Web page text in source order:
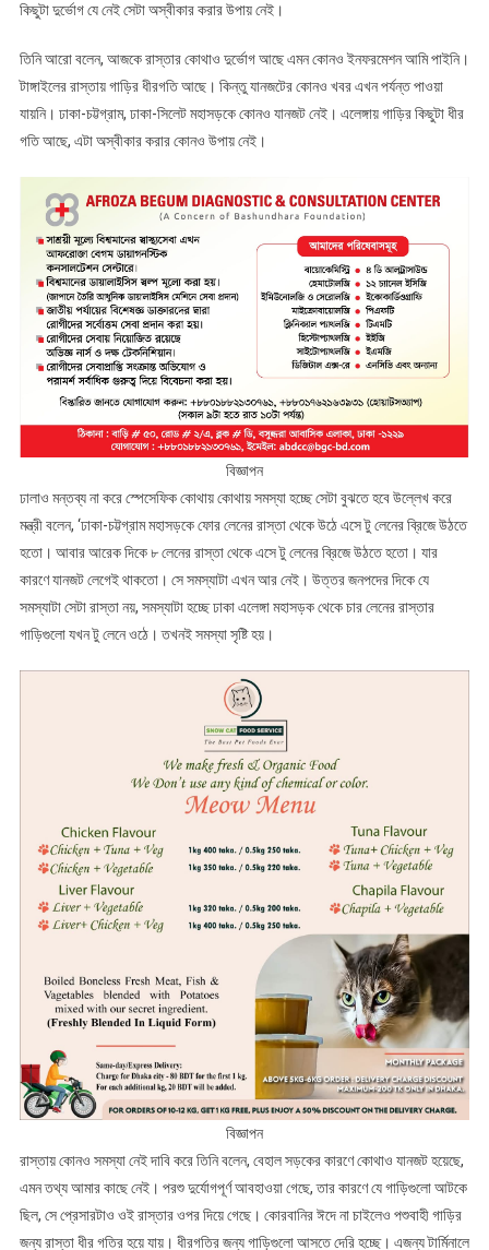
কিছুটা দুর্ভোগ যে নেই সেটা অস্বীকার করার উপায় নেই।
তিনি আরো বলেন, আজকে রাস্তার কোথাও দুর্ভোগ আছে এমন কোনও ইনফরমেশন আমি পাইনি।
টাঙ্গাইলের রাস্তায় গাড়ির ধীরগতি আছে। কিন্তু যানজটের কোনও খবর এখন পর্যন্ত পাওয়া
যায়নি। ঢাকা-চট্টগ্রাম, ঢাকা-সিলেট মহাসড়কে কোনও যানজট নেই। এলেঙ্গায় গাড়ির কিছুটা ধীর
গতি আছে, এটা অস্বীকার করার কোনও উপায় নেই।
বিজ্ঞাপন
ঢালাও মন্তব্য না করে স্পেসেফিক কোথায় কোথায় সমস্যা হচ্ছে সেটা বুঝতে হবে উল্লেখ করে
মন্ত্রী বলেন, ‘ঢাকা-চট্টগ্রাম মহাসড়কে ফোর লেনের রাস্তা থেকে উঠে এসে টু লেনের ব্রিজে উঠতে
হতো। আবার আরেক দিকে ৮ লেনের রাস্তা থেকে এসে টু লেনের ব্রিজে উঠতে হতো। যার
কারণে যানজট লেগেই থাকতো। সে সমস্যাটা এখন আর নেই। উত্তর জনপদের দিকে যে
সমস্যাটা সেটা রাস্তা নয়, সমস্যাটা হচ্ছে ঢাকা এলেঙ্গা মহাসড়ক থেকে চার লেনের রাস্তার
গাড়িগুলো যখন টু লেনে ওঠে। তখনই সমস্যা সৃষ্টি হয়।
বিজ্ঞাপন
রাস্তায় কোনও সমস্যা নেই দাবি করে তিনি বলেন, বেহাল সড়কের কারণে কোথাও যানজট হয়েছে,
এমন তথ্য আমার কাছে নেই। পরশু দুর্যোগপূর্ণ আবহাওয়া গেছে, তার কারণে যে গাড়িগুলো আটকে
ছিল, সে প্রেসারটাও ওই রাস্তার ওপর দিয়ে গেছে। কোরবানির ঈদে না চাইলেও পশুবাহী গাড়ির
জন্য রাস্তা ধীর গতির হয়ে যায়। ধীরগতির জন্য গাড়িগুলো আসতে দেরি হচ্ছে। এজন্য টার্মিনালে